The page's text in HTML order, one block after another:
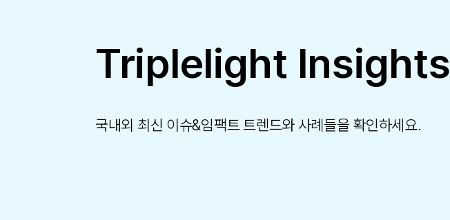
Triplelight Insights
국내외 최신 이슈&임팩트 트렌드와 사례들을 확인하세요.